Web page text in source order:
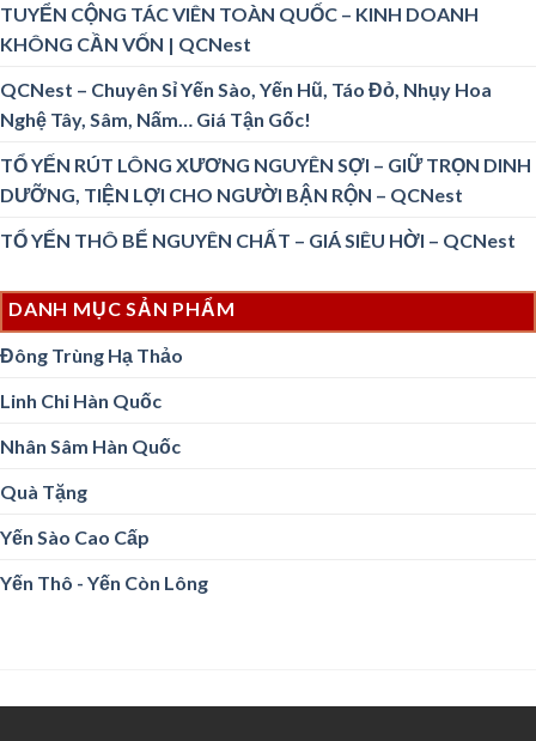
TUYỂN CỘNG TÁC VIÊN TOÀN QUỐC – KINH DOANH
KHÔNG CẦN VỐN | QCNest
QCNest – Chuyên Sỉ Yến Sào, Yến Hũ, Táo Đỏ, Nhụy Hoa
Nghệ Tây, Sâm, Nấm… Giá Tận Gốc!
TỔ YẾN RÚT LÔNG XƯƠNG NGUYÊN SỢI – GIỮ TRỌN DINH
DƯỠNG, TIỆN LỢI CHO NGƯỜI BẬN RỘN – QCNest
TỔ YẾN THÔ BỂ NGUYÊN CHẤT – GIÁ SIÊU HỜI – QCNest
DANH MỤC SẢN PHẨM
Đông Trùng Hạ Thảo
Linh Chi Hàn Quốc
Nhân Sâm Hàn Quốc
Quà Tặng
Yến Sào Cao Cấp
Yến Thô - Yến Còn Lông